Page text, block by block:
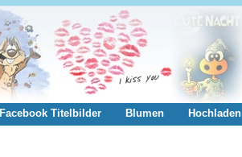
Facebook Titelbilder Blumen Hochladen